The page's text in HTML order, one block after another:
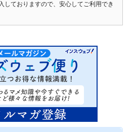
しておりますので、安心してご利用でき